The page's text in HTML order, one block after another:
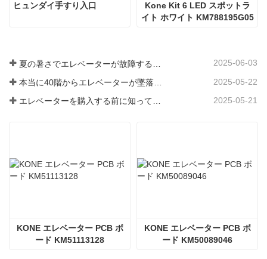
ヒュンダイ手すり入口
Kone Kit 6 LED スポットラ
イト ホワイト KM788195G05
2025-06-03
2025-05-22
エレベーターを購入する前に知っておくべき3つのこと 2025-05-21
KONE エレベーター PCB ボ
ード KM51113128
KONE エレベーター PCB ボ
ード KM50089046